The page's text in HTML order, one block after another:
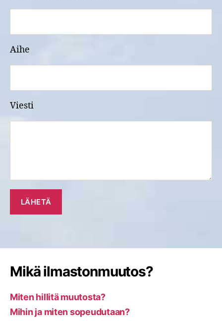
Aihe
Viesti
Mikä ilmastonmuutos?
Miten hillitä muutosta?
Mihin ja miten sopeudutaan?